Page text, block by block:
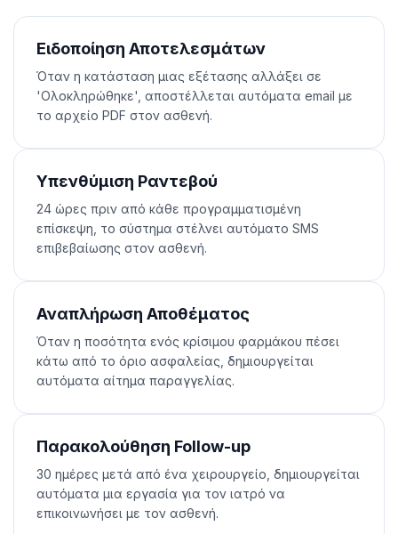
Ειδοποίηση Αποτελεσμάτων
Όταν η κατάσταση μιας εξέτασης αλλάξει σε
'Ολοκληρώθηκε', αποστέλλεται αυτόματα email με
το αρχείο PDF στον ασθενή.
Υπενθύμιση Ραντεβού
24 ώρες πριν από κάθε προγραμματισμένη
επίσκεψη, το σύστημα στέλνει αυτόματο SMS
επιβεβαίωσης στον ασθενή.
Αναπλήρωση Αποθέματος
Όταν η ποσότητα ενός κρίσιμου φαρμάκου πέσει
κάτω από το όριο ασφαλείας, δημιουργείται
αυτόματα αίτημα παραγγελίας.
Παρακολούθηση Follow-up
30 ημέρες μετά από ένα χειρουργείο, δημιουργείται
αυτόματα μια εργασία για τον ιατρό να
επικοινωνήσει με τον ασθενή.